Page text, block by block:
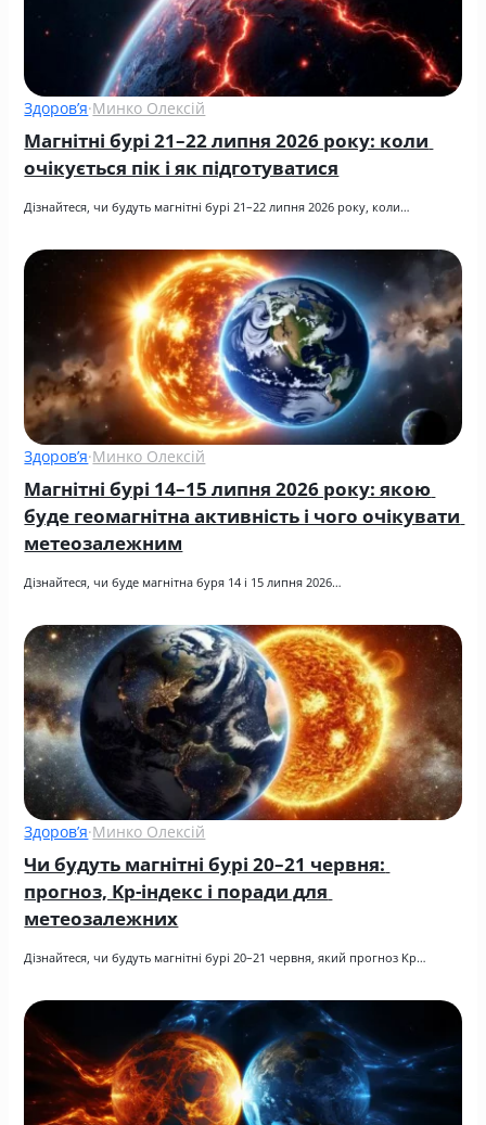
Здоров’я·Минко Олексій
Магнітні бурі 21–22 липня 2026 року: коли
очікується пік і як підготуватися
Дізнайтеся, чи будуть магнітні бурі 21–22 липня 2026 року, коли…
Здоров’я·Минко Олексій
Магнітні бурі 14–15 липня 2026 року: якою
буде геомагнітна активність і чого очікувати
метеозалежним
Дізнайтеся, чи буде магнітна буря 14 і 15 липня 2026…
Здоров’я·Минко Олексій
Чи будуть магнітні бурі 20–21 червня:
прогноз, Kp-індекс і поради для
метеозалежних
Дізнайтеся, чи будуть магнітні бурі 20–21 червня, який прогноз Kp…